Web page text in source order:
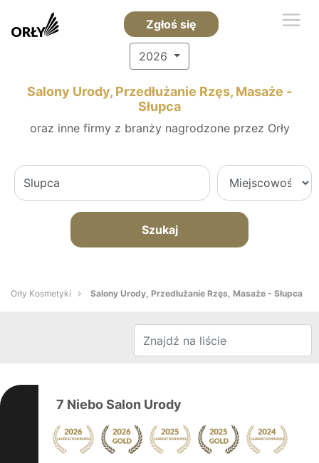
Zgłoś się
2026
Salony Urody, Przedłużanie Rzęs, Masaże -
Słupca
oraz inne firmy z branży nagrodzone przez Orły
Szukaj
Orły Kosmetyki Salony Urody, Przedłużanie Rzęs, Masaże - Słupca
7 Niebo Salon Urody